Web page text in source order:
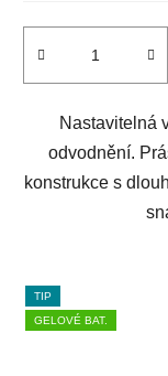
Nastavitelná
odvodnění.
konstrukce s
TIP
GELOVÉ BAT.